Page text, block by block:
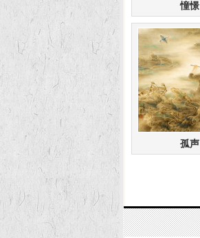
憧憬
孤声